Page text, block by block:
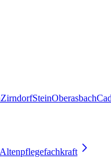
ZirndorfSteinOberasbach
Altenpflegefachkraft